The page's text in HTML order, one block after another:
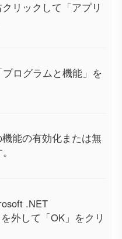
リックして「アプリ
ログラムと機能」を
能の有効化または無
.NET
外して「OK」をクリ